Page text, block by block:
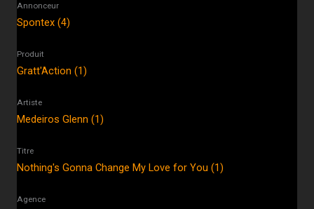
Annonceur
Spontex (4)
Produit
Gratt'Action (1)
Artiste
Medeiros Glenn (1)
Titre
Nothing's Gonna Change My Love for You (1)
Agence